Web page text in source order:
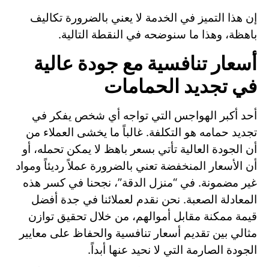
إن هذا التميز في الخدمة لا يعني بالضرورة تكاليف
باهظة، وهذا ما سنوضحه في النقطة التالية.
أسعار تنافسية مع جودة عالية
في تجديد الحمامات
أحد أكبر الهواجس التي تواجه أي شخص يفكر في
تجديد حمامه هو التكلفة. غالباً ما يخشى العملاء من
أن الجودة العالية تأتي بسعر باهظ لا يمكن تحمله، أو
أن الأسعار المنخفضة تعني بالضرورة عملاً رديئاً ومواد
غير مضمونة. في “منزل الدقة”، نجحنا في كسر هذه
المعادلة الصعبة. نحن نقدم لعملائنا في جدة أفضل
قيمة ممكنة مقابل أموالهم، من خلال تحقيق توازن
مثالي بين تقديم أسعار تنافسية والحفاظ على معايير
الجودة الصارمة التي لا نحيد عنها أبداً.